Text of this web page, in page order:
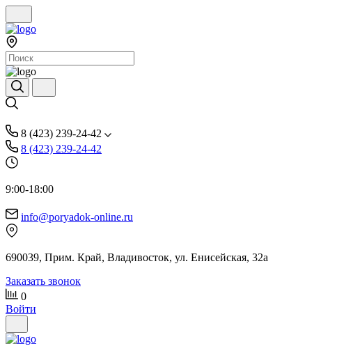
8 (423) 239-24-42
8 (423) 239-24-42
9:00-18:00
info@poryadok-online.ru
690039, Прим. Край, Владивосток, ул. Енисейская, 32а
Заказать звонок
0
Войти